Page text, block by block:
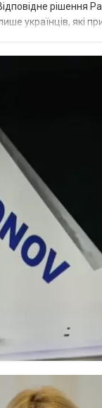
рішення
українців, які